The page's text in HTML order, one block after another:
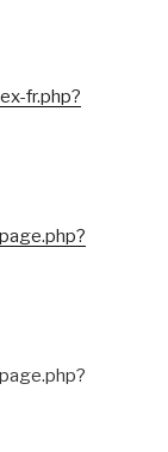
fr.php?